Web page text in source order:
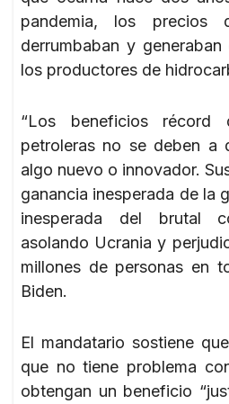
pandemia, los
derrumbaban y
los productores de
“Los beneficios récord
petroleras no se deben a
algo nuevo o innovador.
ganancia inesperada de la
inesperada del brutal
asolando Ucrania y
millones de personas en
Biden.
El mandatario sostiene
que no tiene problema
obtengan un beneficio